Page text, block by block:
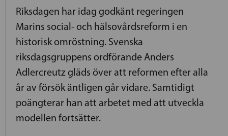
Riksdagen har idag godkänt regeringen
Marins social- och hälsovårdsreform i en
historisk omröstning. Svenska
riksdagsgruppens ordförande Anders
Adlercreutz gläds över att reformen efter alla
år av försök äntligen går vidare. Samtidigt
poängterar han att arbetet med att utveckla
modellen fortsätter.